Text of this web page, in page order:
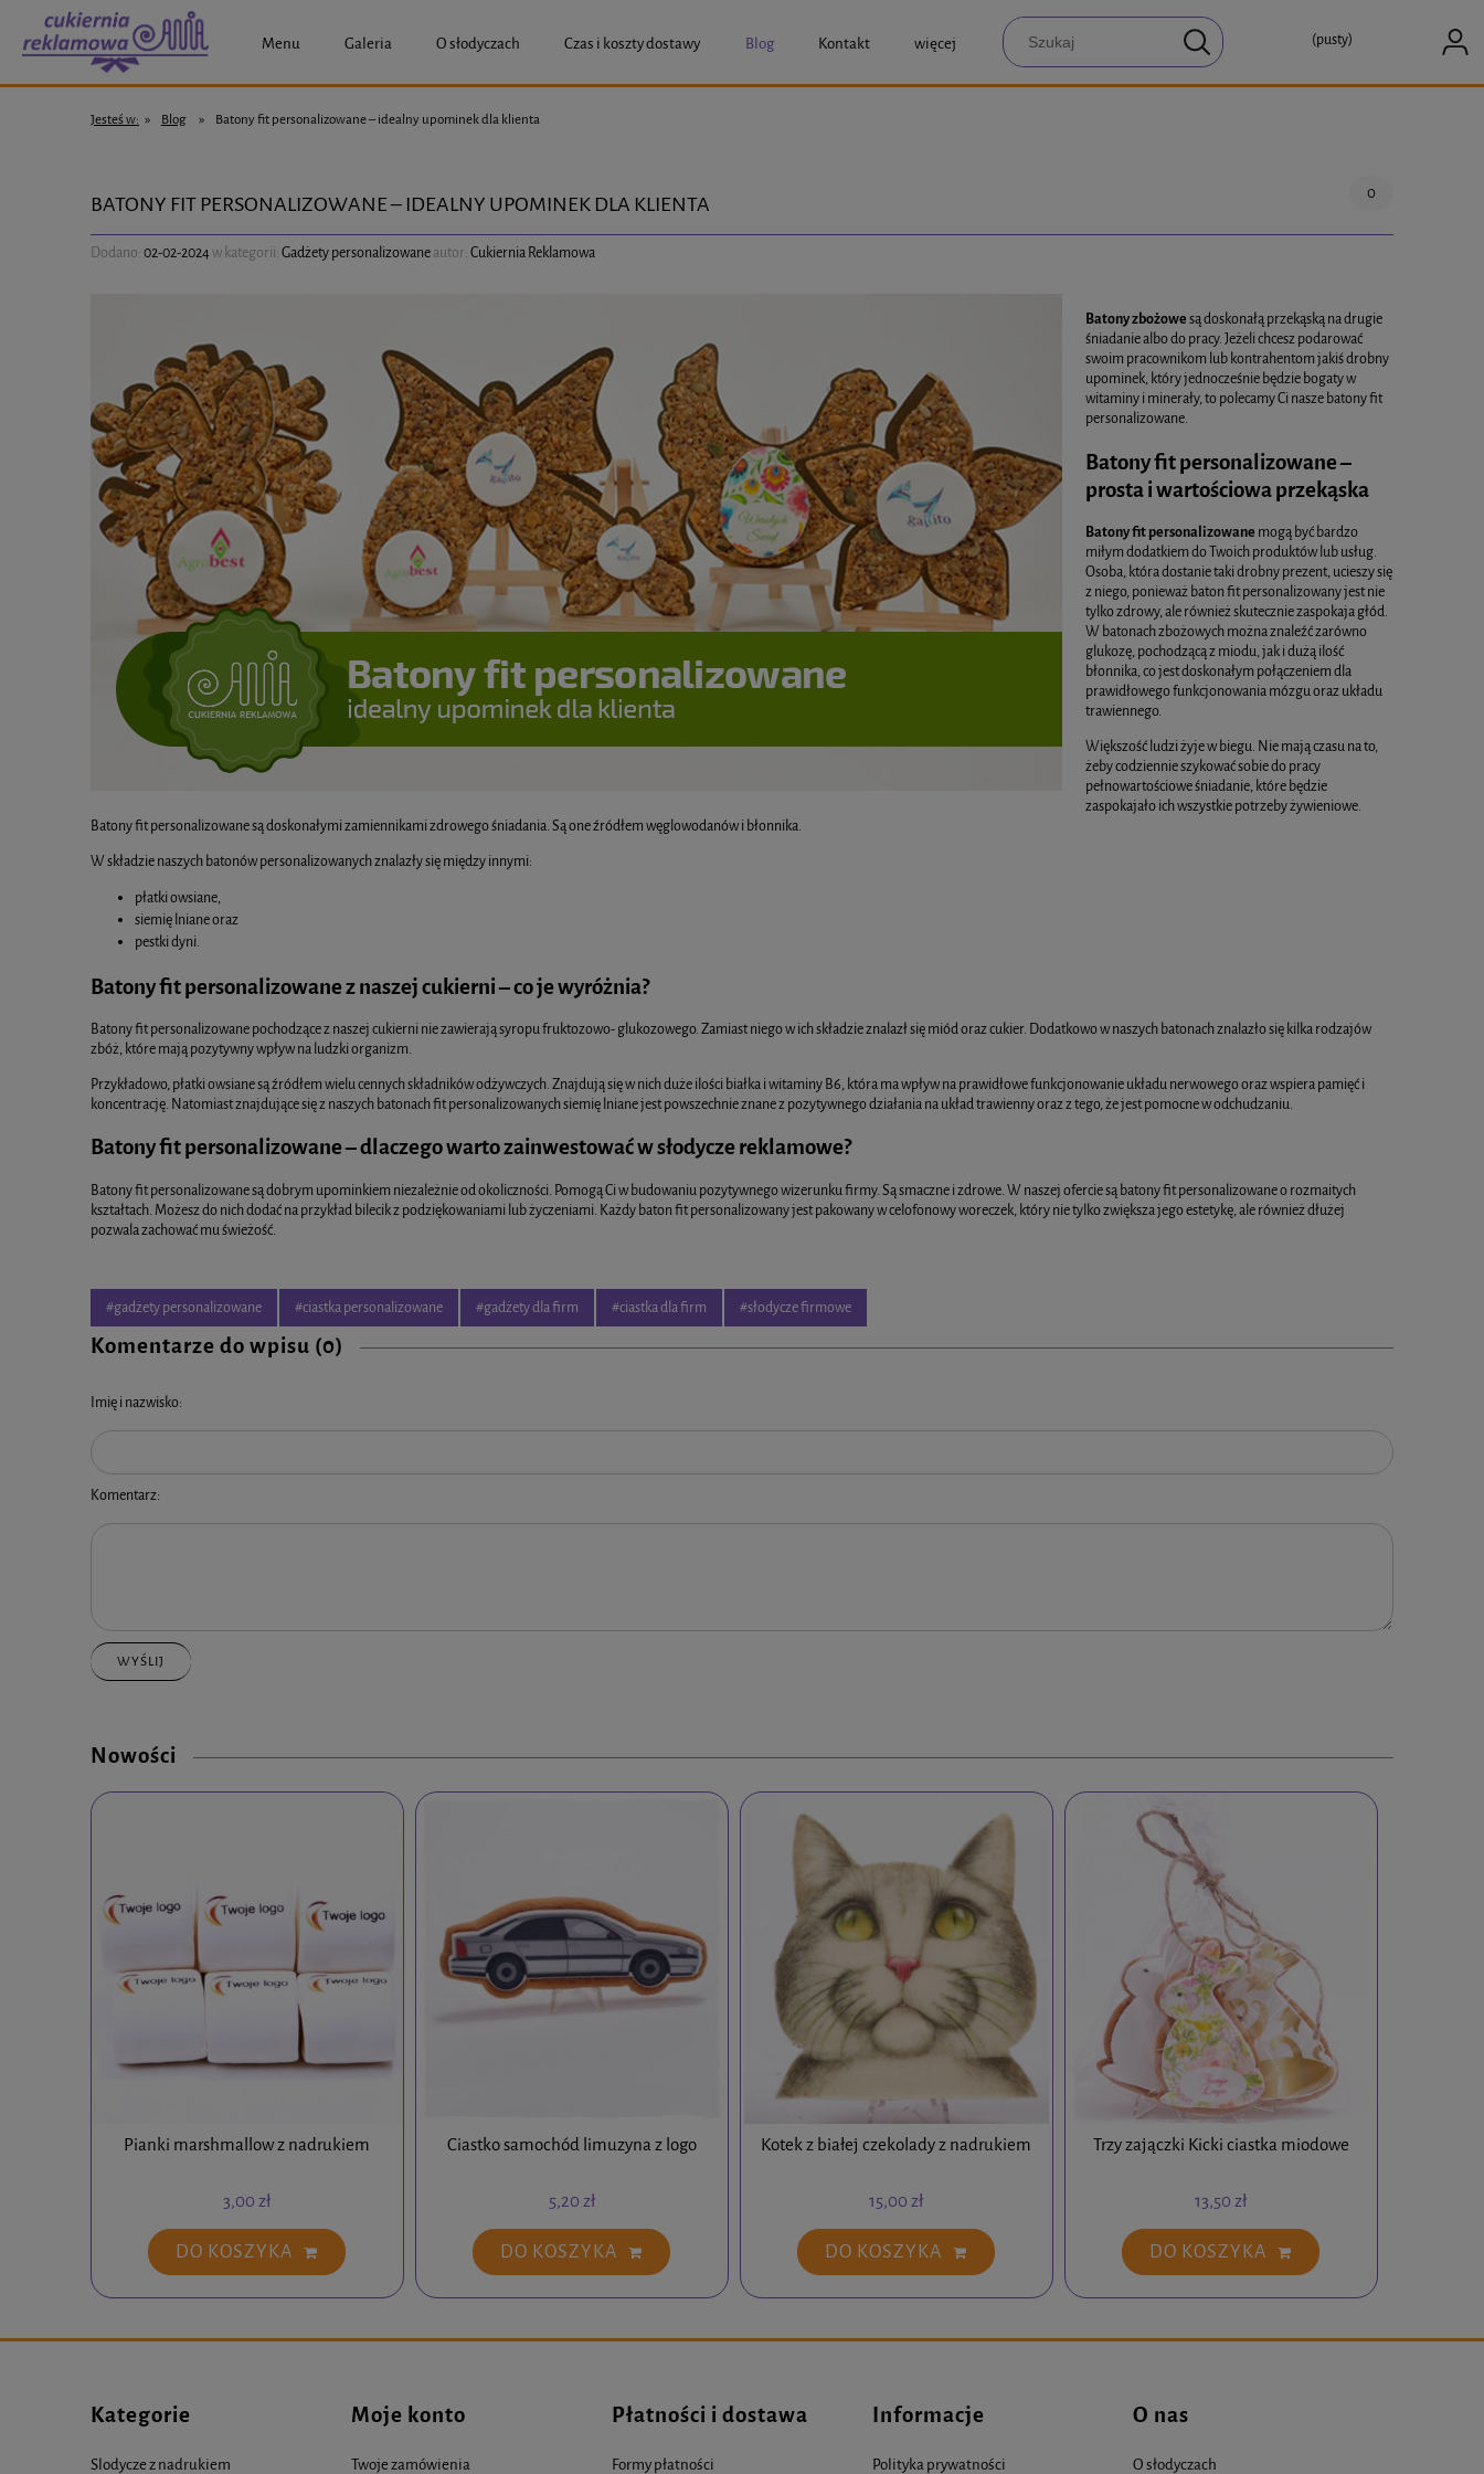
Menu Galeria O słodyczach Czas i koszty dostawy Blog Kontakt więcej (pusty)
Jesteś w: » Blog » Batony fit personalizowane – idealny upominek dla klienta
BATONY FIT PERSONALIZOWANE – IDEALNY UPOMINEK DLA KLIENTA 0
Dodano:02-02-2024w kategorii:Gadżety personalizowaneautor:Cukiernia Reklamowa
Batony zbożowesą doskonałą przekąską na drugie
śniadanie albo do pracy. Jeżeli chcesz podarować
swoim pracownikom lub kontrahentom jakiś drobny
upominek, który jednocześnie będzie bogaty w
witaminy i minerały, to polecamy Ci nasze batony fit
personalizowane.
Batony fit personalizowane –
prosta i wartościowa przekąska
Batony fit personalizowane mogą być bardzo
miłym dodatkiem do Twoich produktów lub usług.
Osoba, która dostanie taki drobny prezent, ucieszy się
z niego, ponieważ baton fit personalizowany jest nie
tylko zdrowy, ale również skutecznie zaspokaja głód.
W batonach zbożowych można znaleźć zarówno
glukozę, pochodzącą z miodu, jak i dużą ilość
błonnika, co jest doskonałym połączeniem dla
prawidłowego funkcjonowania mózgu oraz układu
trawiennego.
Większość ludzi żyje w biegu. Nie mają czasu na to,
żeby codziennie szykować sobie do pracy
pełnowartościowe śniadanie, które będzie
zaspokajało ich wszystkie potrzeby żywieniowe.
Batony fit personalizowane są doskonałymi zamiennikami zdrowego śniadania. Są one źródłem węglowodanów i błonnika.
W składzie naszych batonów personalizowanych znalazły się między innymi:
płatki owsiane,
siemię lniane oraz
pestki dyni.
Batony fit personalizowane z naszej cukierni – co je wyróżnia?
Batony fit personalizowane pochodzące z naszej cukierni nie zawierają syropu fruktozowo- glukozowego. Zamiast niego w ich składzie znalazł się miód oraz cukier. Dodatkowo w naszych batonach znalazło się kilka rodzajów
zbóż, które mają pozytywny wpływ na ludzki organizm.
Przykładowo, płatki owsiane są źródłem wielu cennych składników odżywczych. Znajdują się w nich duże ilości białka i witaminy B6, która ma wpływ na prawidłowe funkcjonowanie układu nerwowego oraz wspiera pamięć i
koncentrację. Natomiast znajdujące się z naszych batonach fit personalizowanych siemię lniane jest powszechnie znane z pozytywnego działania na układ trawienny oraz z tego, że jest pomocne w odchudzaniu.
Batony fit personalizowane – dlaczego warto zainwestować w słodycze reklamowe?
Batony fit personalizowane są dobrym upominkiem niezależnie od okoliczności. Pomogą Ci w budowaniu pozytywnego wizerunku firmy. Są smaczne i zdrowe. W naszej ofercie są batony fit personalizowane o rozmaitych
kształtach. Możesz do nich dodać na przykład bilecik z podziękowaniami lub życzeniami. Każdy baton fit personalizowany jest pakowany w celofonowy woreczek, który nie tylko zwiększa jego estetykę, ale również dłużej
pozwala zachować mu świeżość.
#gadżety personalizowane #ciastka personalizowane #gadżety dla firm #ciastka dla firm #słodycze firmowe
Komentarze do wpisu (0)
Imię i nazwisko:
Komentarz:
WYŚLIJ
Nowości
Pianki marshmallow z nadrukiem
3,00 zł
DO KOSZYKA
Ciastko samochód limuzyna z logo
5,20 zł
DO KOSZYKA
Kotek z białej czekolady z nadrukiem
15,00 zł
DO KOSZYKA
Trzy zajączki Kicki ciastka miodowe
13,50 zł
DO KOSZYKA
Kategorie
Slodycze z nadrukiem
Moje konto
Twoje zamówienia
Płatności i dostawa
Formy płatności
Informacje
Polityka prywatności
O nas
O słodyczach